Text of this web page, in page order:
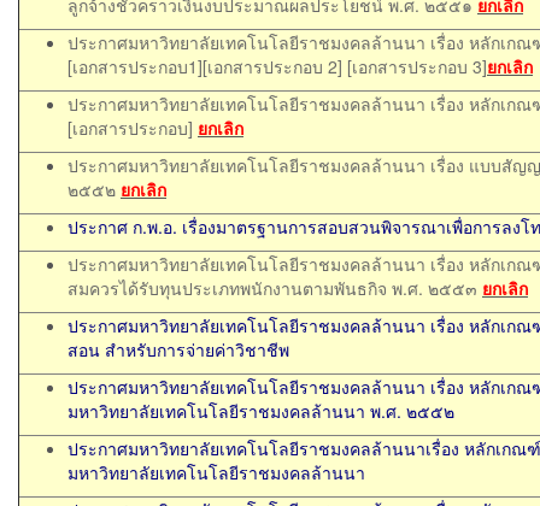
ประกาศมหาวิทยาลัยเทคโนโลยีราชมงคลล้านนา เรื่อง หลักเ
[เอกสารประกอบ1][เอกสารประกอบ 2] [เอกสารประกอบ 3]ยกเลิก
ประกาศมหาวิทยาลัยเทคโนโลยีราชมงคลล้านนา เรื่อง หลักเ
[เอกสารประกอบ] ยกเลิก
ประกาศมหาวิทยาลัยเทคโนโลยีราชมงคลล้านนา เรื่อง แบบสั
๒๕๕๒ ยกเลิก
ประกาศ ก.พ.อ. เรื่องมาตรฐานการสอบสวนพิจารณาเพื่อการลง
ประกาศมหาวิทยาลัยเทคโนโลยีราชมงคลล้านนา เรื่อง หลักเก
สมควรได้รับทุนประเภทพนักงานตามพันธกิจ พ.ศ. ๒๕๕๓ ยกเลิก
ประกาศมหาวิทยาลัยเทคโนโลยีราชมงคลล้านนา เรื่อง หลักเก
สอน สำหรับการจ่ายค่าวิชาชีพ
ประกาศมหาวิทยาลัยเทคโนโลยีราชมงคลล้านนา เรื่อง หลักเก
มหาวิทยาลัยเทคโนโลยีราชมงคลล้านนา พ.ศ. ๒๕๕๒
ประกาศมหาวิทยาลัยเทคโนโลยีราชมงคลล้านนาเรื่อง หลักเก
มหาวิทยาลัยเทคโนโลยีราชมงคลล้านนา